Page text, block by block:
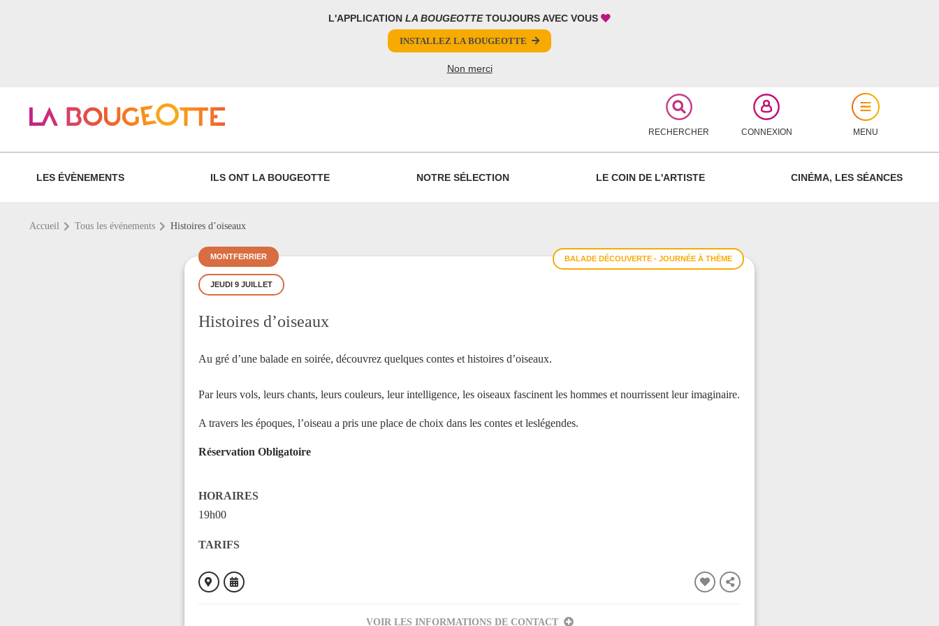
L'APPLICATION LA BOUGEOTTETOUJOURS AVEC VOUS
INSTALLEZ LA BOUGEOTTE
Non merci
RECHERCHER CONNEXION MENU
LES ÉVÈNEMENTS ILS ONT LA BOUGEOTTE NOTRE SÉLECTION LE COIN DE L'ARTISTE CINÉMA, LES SÉANCES
Accueil Tous les événements Histoires d’oiseaux
BALADE DÉCOUVERTE - JOURNÉE À THÈME
MONTFERRIER
JEUDI 9 JUILLET
Histoires d’oiseaux
Au gré d’une balade en soirée, découvrez quelques contes et histoires d’oiseaux.
Par leurs vols, leurs chants, leurs couleurs, leur intelligence, les oiseaux fascinent les hommes et nourrissent leur imaginaire.
A travers les époques, l’oiseau a pris une place de choix dans les contes et leslégendes.
Réservation Obligatoire
HORAIRES
19h00
TARIFS
VOIR LES INFORMATIONS DE CONTACT
FERMER
PARTAGER